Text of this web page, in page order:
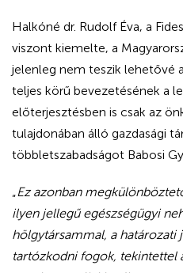
Halkóné dr. Rudolf Éva, a
viszont kiemelte, a
jelenleg nem teszik lehetővé
teljes körű bevezetésének a
előterjesztésben is csak az
tulajdonában álló gazdasági
többletszabadságot Babosi
„Ez azonban
ilyen jellegű egészségügyi
hölgytársammal, a határozati
tartózkodni fogok, tekintettel